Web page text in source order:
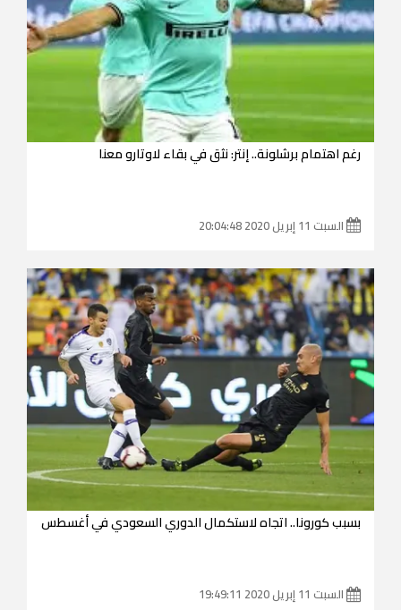
رغم اهتمام برشلونة.. إنتر: نثق في بقاء لاوتارو معنا
السبت 11 إبريل 2020 20:04:48
بسبب كورونا.. اتجاه لاستكمال الدوري السعودي في أغسطس
السبت 11 إبريل 2020 19:49:11